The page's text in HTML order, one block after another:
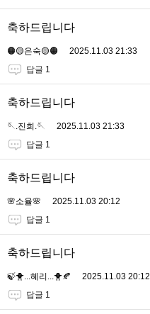
축하드립니다
🟠🟡은숙🟡🟠
2025.11.03 21:33
답글 1
축하드립니다
🪡.진희.🪡
2025.11.03 21:33
답글 1
축하드립니다
🌸소율🌸
2025.11.03 20:12
답글 1
축하드립니다
🍃🐥...혜리...🐥🍂
2025.11.03 20:12
답글 1